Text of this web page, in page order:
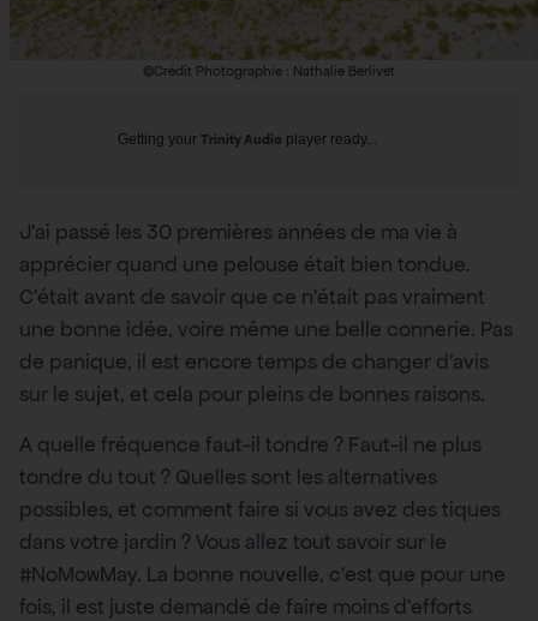
©Crédit Photographie : Nathalie Berlivet
Getting your Trinity Audio player ready...
J’ai passé les 30 premières années de ma vie à
apprécier quand une pelouse était bien tondue.
C’était avant de savoir que ce n’était pas vraiment
une bonne idée, voire même une belle connerie. Pas
de panique, il est encore temps de changer d’avis
sur le sujet, et cela pour pleins de bonnes raisons.
A quelle fréquence faut-il tondre ? Faut-il ne plus
tondre du tout ? Quelles sont les alternatives
possibles, et comment faire si vous avez des tiques
dans votre jardin ? Vous allez tout savoir sur le
#NoMowMay. La bonne nouvelle, c’est que pour une
fois, il est juste demandé de faire moins d’efforts